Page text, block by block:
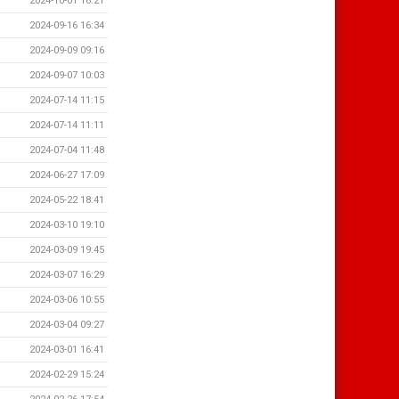
2024-09-16 16:34
2024-09-09 09:16
2024-09-07 10:03
2024-07-14 11:15
2024-07-14 11:11
2024-07-04 11:48
2024-06-27 17:09
2024-05-22 18:41
2024-03-10 19:10
2024-03-09 19:45
2024-03-07 16:29
2024-03-06 10:55
2024-03-04 09:27
2024-03-01 16:41
2024-02-29 15:24